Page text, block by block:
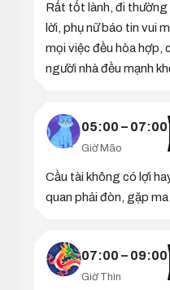
Rất tốt lành, đi
lời, phụ nữ báo tin vui
mọi việc đều hòa hợp,
người nhà đều mạnh
05:00 – 07:00
Giờ Mão
Cầu tài không có lợi
quan phải đòn, gặp ma
07:00 – 09:00
Giờ Thìn